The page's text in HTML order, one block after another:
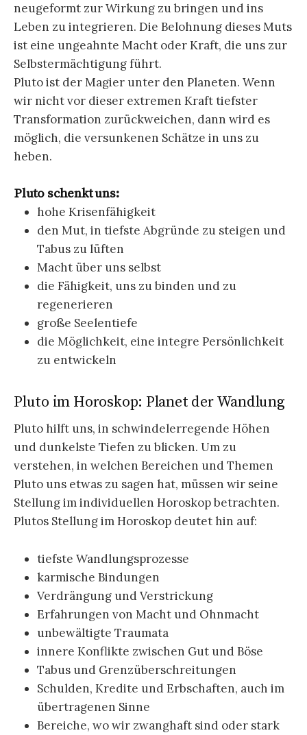
neugeformt zur Wirkung zu bringen und ins
Leben zu integrieren. Die Belohnung dieses Muts
ist eine ungeahnte Macht oder Kraft, die uns zur
Selbstermächtigung führt.
Pluto ist der Magier unter den Planeten. Wenn
wir nicht vor dieser extremen Kraft tiefster
Transformation zurückweichen, dann wird es
möglich, die versunkenen Schätze in uns zu
heben.
Pluto schenkt uns:
hohe Krisenfähigkeit
den Mut, in tiefste Abgründe zu steigen und
Tabus zu lüften
Macht über uns selbst
die Fähigkeit, uns zu binden und zu
regenerieren
große Seelentiefe
die Möglichkeit, eine integre Persönlichkeit
zu entwickeln
Pluto im Horoskop: Planet der Wandlung
Pluto hilft uns, in schwindelerregende Höhen
und dunkelste Tiefen zu blicken. Um zu
verstehen, in welchen Bereichen und Themen
Pluto uns etwas zu sagen hat, müssen wir seine
Stellung im individuellen Horoskop betrachten.
Plutos Stellung im Horoskop deutet hin auf:
tiefste Wandlungsprozesse
karmische Bindungen
Verdrängung und Verstrickung
Erfahrungen von Macht und Ohnmacht
unbewältigte Traumata
innere Konflikte zwischen Gut und Böse
Tabus und Grenzüberschreitungen
Schulden, Kredite und Erbschaften, auch im
übertragenen Sinne
Bereiche, wo wir zwanghaft sind oder stark